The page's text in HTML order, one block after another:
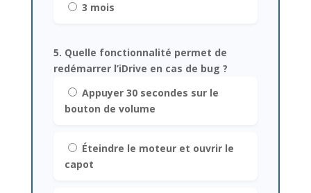
3 mois
5. Quelle fonctionnalité permet de
redémarrer l’iDrive en cas de bug ?
Appuyer 30 secondes sur le
bouton de volume
Éteindre le moteur et ouvrir le
capot